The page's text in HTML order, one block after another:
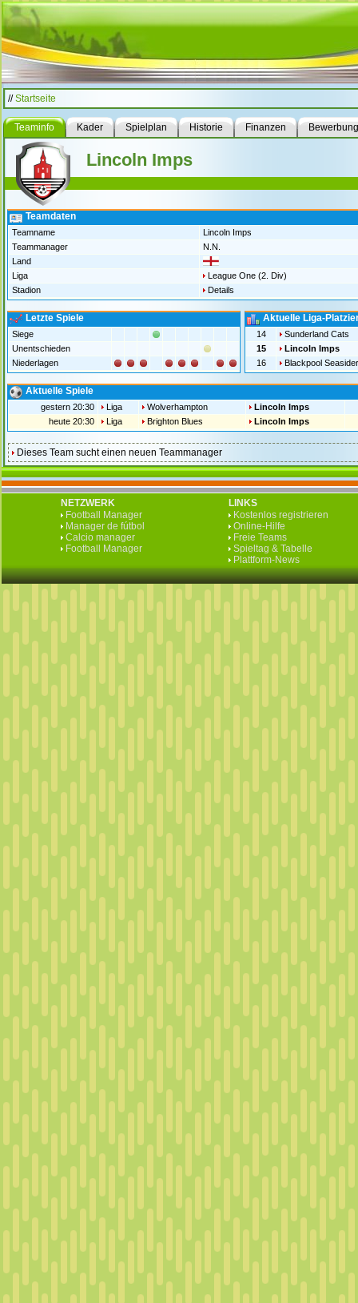
//Startseite
Teaminfo Kader Spielplan Historie Finanzen Bewerbung
Lincoln Imps
Teamdaten
Teamname
Lincoln Imps
Teammanager
N.N.
Land
Liga
League One (2. Div)
Stadion
Details
Letzte Spiele
Siege
Unentschieden
Niederlagen
Aktuelle Liga-
14
Sunderland Cats
15
Lincoln Imps
16
Blackpool
Aktuelle Spiele
gestern 20:30 Liga Wolverhampton Lincoln Imps
heute 20:30
Liga Brighton Blues Lincoln Imps
Dieses Team sucht einen neuen Teammanager
NETZWERK
Football Manager
Manager de fútbol
Calcio manager
Football Manager
LINKS
Kostenlos registrieren
Online-Hilfe
Freie Teams
Spieltag & Tabelle
Plattform-News